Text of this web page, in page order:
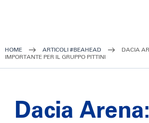
HOME ARTICOLI #BEAHEAD
DACIA
IMPORTANTE PER IL GRUPPO PITTINI
Dacia